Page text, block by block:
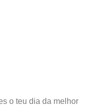
o teu dia da melhor